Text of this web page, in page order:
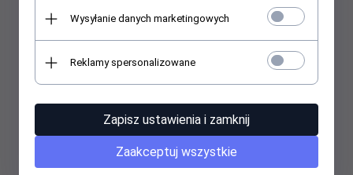
AFOX Karta graficzna - Radeon RX 580 8GB GDDR5 256Bit
Wysyłanie danych marketingowych
Reklamy spersonalizowane
Zapisz ustawienia i zamknij
Zaakceptuj wszystkie